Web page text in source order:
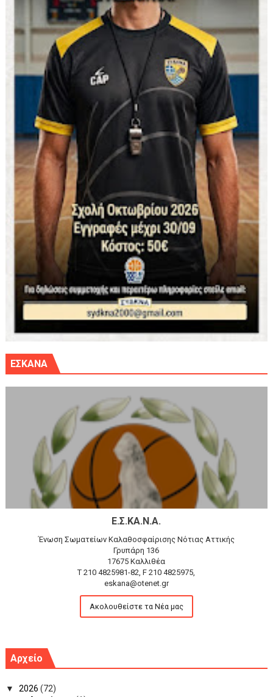
ΕΣΚΑΝΑ
Ε.Σ.ΚΑ.Ν.Α.
Ένωση Σωματείων Καλαθοσφαίρισης Νότιας Αττικής
Γρυπάρη 136
17675 Καλλιθέα
T 210 4825981-82, F 210 4825975,
eskana@otenet.gr
Ακολουθείστε τα Νέα μας
Αρχείο
▼ 2026 (72)